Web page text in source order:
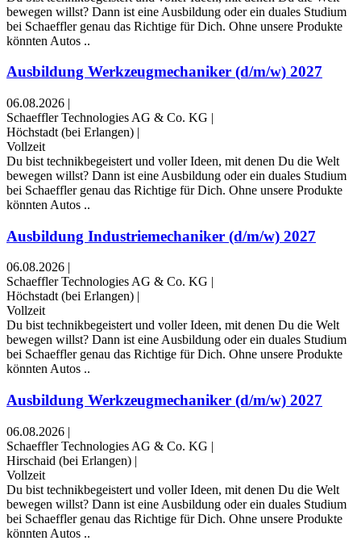
bewegen willst? Dann ist eine Ausbildung oder ein duales Studium
bei Schaeffler genau das Richtige für Dich. Ohne unsere Produkte
könnten Autos ..
Ausbildung Werkzeugmechaniker (d/m/w) 2027
06.08.2026 |
Schaeffler Technologies AG & Co. KG |
Höchstadt (bei Erlangen) |
Vollzeit
Du bist technikbegeistert und voller Ideen, mit denen Du die Welt
bewegen willst? Dann ist eine Ausbildung oder ein duales Studium
bei Schaeffler genau das Richtige für Dich. Ohne unsere Produkte
könnten Autos ..
Ausbildung Industriemechaniker (d/m/w) 2027
06.08.2026 |
Schaeffler Technologies AG & Co. KG |
Höchstadt (bei Erlangen) |
Vollzeit
Du bist technikbegeistert und voller Ideen, mit denen Du die Welt
bewegen willst? Dann ist eine Ausbildung oder ein duales Studium
bei Schaeffler genau das Richtige für Dich. Ohne unsere Produkte
könnten Autos ..
Ausbildung Werkzeugmechaniker (d/m/w) 2027
06.08.2026 |
Schaeffler Technologies AG & Co. KG |
Hirschaid (bei Erlangen) |
Vollzeit
Du bist technikbegeistert und voller Ideen, mit denen Du die Welt
bewegen willst? Dann ist eine Ausbildung oder ein duales Studium
bei Schaeffler genau das Richtige für Dich. Ohne unsere Produkte
könnten Autos ..